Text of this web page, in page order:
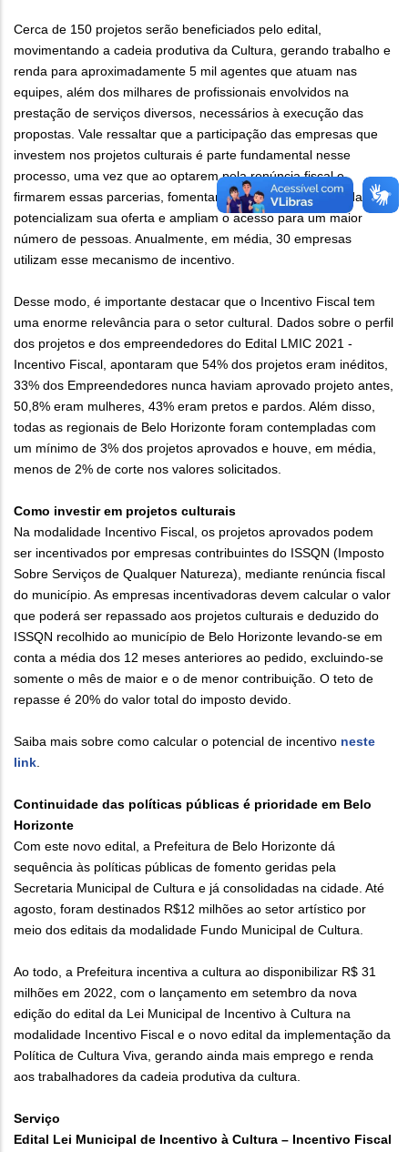
Cerca de 150 projetos serão beneficiados pelo edital,
movimentando a cadeia produtiva da Cultura, gerando trabalho e
renda para aproximadamente 5 mil agentes que atuam nas
equipes, além dos milhares de profissionais envolvidos na
prestação de serviços diversos, necessários à execução das
propostas. Vale ressaltar que a participação das empresas que
investem nos projetos culturais é parte fundamental nesse
processo, uma vez que ao optarem pela renúncia fiscal e
firmarem essas parcerias, fomentam a arte e cultura da cidade,
potencializam sua oferta e ampliam o acesso para um maior
número de pessoas. Anualmente, em média, 30 empresas
utilizam esse mecanismo de incentivo.
Desse modo, é importante destacar que o Incentivo Fiscal tem
uma enorme relevância para o setor cultural. Dados sobre o perfil
dos projetos e dos empreendedores do Edital LMIC 2021 -
Incentivo Fiscal, apontaram que 54% dos projetos eram inéditos,
33% dos Empreendedores nunca haviam aprovado projeto antes,
50,8% eram mulheres, 43% eram pretos e pardos. Além disso,
todas as regionais de Belo Horizonte foram contempladas com
um mínimo de 3% dos projetos aprovados e houve, em média,
menos de 2% de corte nos valores solicitados.
Como investir em projetos culturais
Na modalidade Incentivo Fiscal, os projetos aprovados podem
ser incentivados por empresas contribuintes do ISSQN (Imposto
Sobre Serviços de Qualquer Natureza), mediante renúncia fiscal
do município. As empresas incentivadoras devem calcular o valor
que poderá ser repassado aos projetos culturais e deduzido do
ISSQN recolhido ao município de Belo Horizonte levando-se em
conta a média dos 12 meses anteriores ao pedido, excluindo-se
somente o mês de maior e o de menor contribuição. O teto de
repasse é 20% do valor total do imposto devido.
Saiba mais sobre como calcular o potencial de incentivo neste
link.
Continuidade das políticas públicas é prioridade em Belo
Horizonte
Com este novo edital, a Prefeitura de Belo Horizonte dá
sequência às políticas públicas de fomento geridas pela
Secretaria Municipal de Cultura e já consolidadas na cidade. Até
agosto, foram destinados R$12 milhões ao setor artístico por
meio dos editais da modalidade Fundo Municipal de Cultura.
Ao todo, a Prefeitura incentiva a cultura ao disponibilizar R$ 31
milhões em 2022, com o lançamento em setembro da nova
edição do edital da Lei Municipal de Incentivo à Cultura na
modalidade Incentivo Fiscal e o novo edital da implementação da
Política de Cultura Viva, gerando ainda mais emprego e renda
aos trabalhadores da cadeia produtiva da cultura.
Serviço
Edital Lei Municipal de Incentivo à Cultura – Incentivo Fiscal